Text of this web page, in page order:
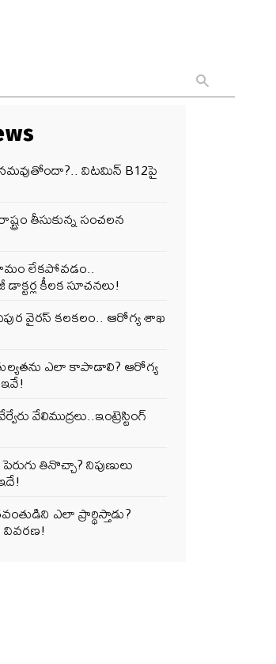
విటమిన్ B12పై
తీసుకున్న సంచలన
లేకపోవడం..
కీలక సూచనలు!
వైరస్ కలకలం.. ఆరోగ్య శాఖ
ఎలా కాపాడాలి? ఆరోగ్య
వేలిముద్రలు..ఇంట్రెస్టింగ్
తినొచ్చా? నిపుణులు
ఎలా ప్రార్థిస్తాడు?
వివరణ!